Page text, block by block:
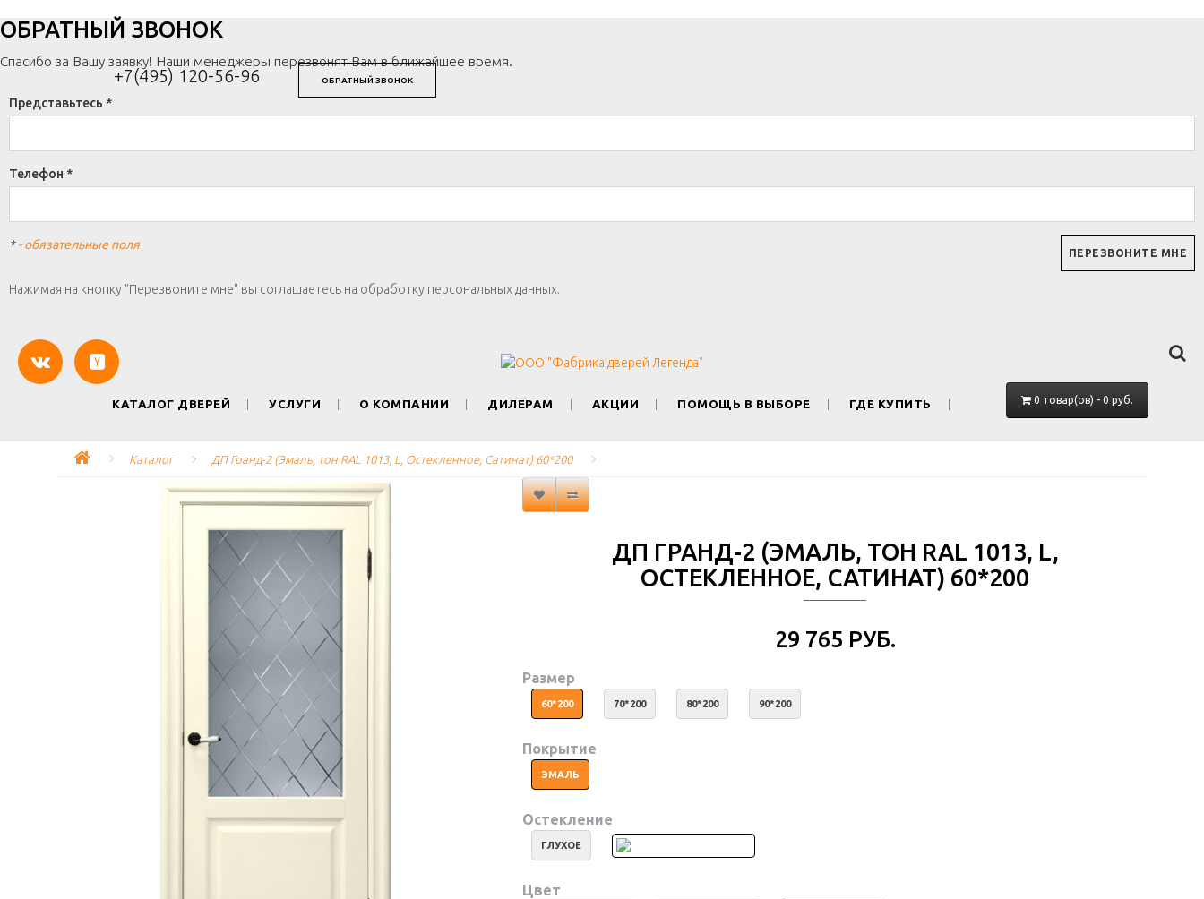
+7(495) 120-56-96 ОБРАТНЫЙ ЗВОНОК
ОБРАТНЫЙ ЗВОНОК
Спасибо за Вашу заявку! Наши менеджеры перезвонят Вам в ближайшее время.
Представьтесь *
Телефон *
*- обязательные поля
Нажимая на кнопку "Перезвоните мне" вы соглашаетесь на обработку персональных данных.
КАТАЛОГ ДВЕРЕЙ УСЛУГИ О КОМПАНИИ ДИЛЕРАМ АКЦИИ ПОМОЩЬ В ВЫБОРЕ ГДЕ КУПИТЬ 0 товар(ов) - 0 руб.
Каталог ДП Гранд-2 (Эмаль, тон RAL 1013, L, Остекленное, Сатинат) 60*200
ДП ГРАНД-2 (ЭМАЛЬ, ТОН RAL 1013, L,
ОСТЕКЛЕННОЕ, САТИНАТ) 60*200
29 765 РУБ.
Размер
60*200 70*200 80*200 90*200
Покрытие
ЭМАЛЬ
Остекление
ГЛУХОЕ
Цвет